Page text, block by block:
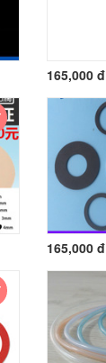
165,000 đ
165,000 đ